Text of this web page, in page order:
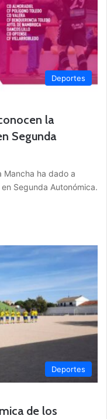
Deportes
la
Segunda
Mancha ha dado a
Segunda Autonómica.
Deportes
de los